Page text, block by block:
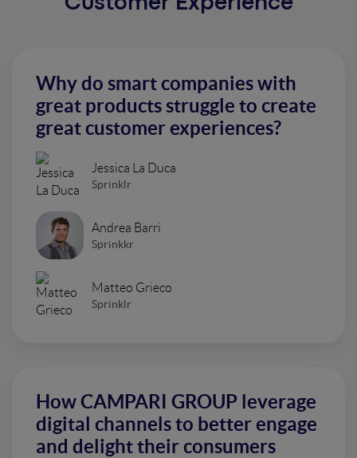
Customer Experience
Why do smart companies with
great products struggle to create
great customer experiences?
Jessica La Duca
Sprinklr
Andrea Barri
Sprinkkr
Matteo Grieco
Sprinklr
How CAMPARI GROUP leverage
digital channels to better engage
and delight their consumers